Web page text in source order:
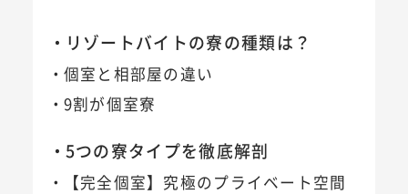
リゾートバイトの寮の種類は？
個室と相部屋の違い
9割が個室寮
5つの寮タイプを徹底解剖
【完全個室】究極のプライベート空間